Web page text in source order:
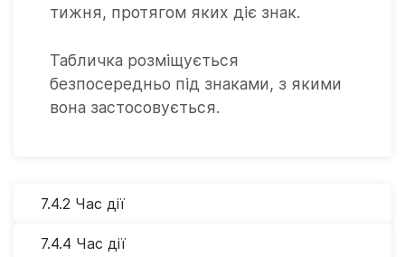
тижня, протягом яких діє знак.
Табличка розміщується
безпосередньо під знаками, з якими
вона застосовується.
7.4.2 Час дії
7.4.4 Час дії